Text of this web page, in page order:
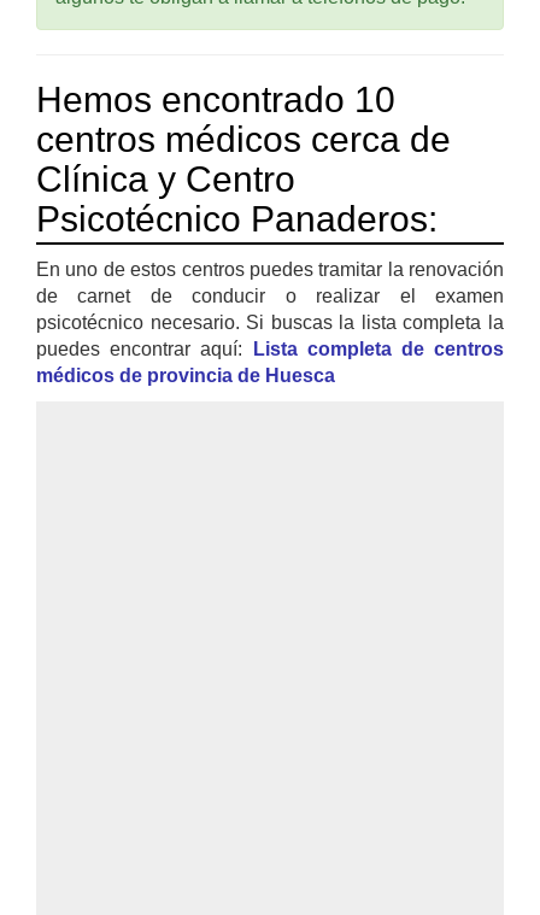
Hemos encontrado 10
centros médicos cerca de
Clínica y Centro
Psicotécnico Panaderos:
En uno de estos centros puedes tramitar la renovación
de carnet de conducir o realizar el examen
psicotécnico necesario. Si buscas la lista completa la
puedes encontrar aquí:
Lista completa de centros
médicos de provincia de Huesca